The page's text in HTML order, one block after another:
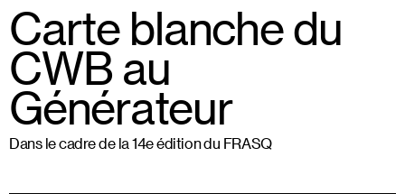
Carte blanche du
CWB au
Générateur
Dans le cadre de la 14e édition du FRASQ